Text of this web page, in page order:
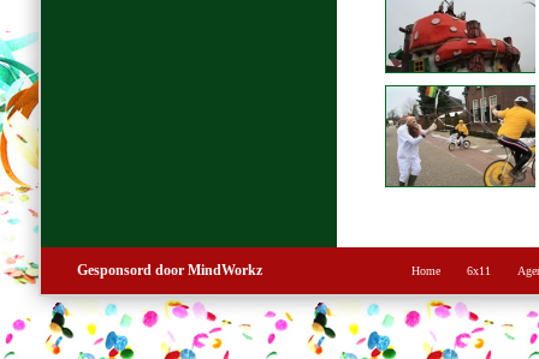
Gesponsord door MindWorkz Home 6x11